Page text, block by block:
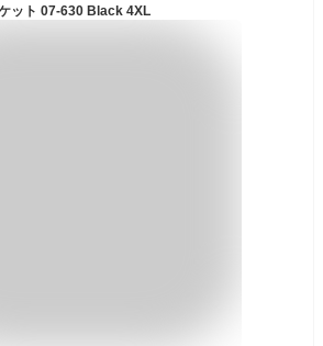
ット 07-630 Black 4XL